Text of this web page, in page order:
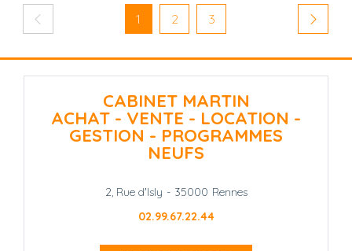
Pagination
Page précédente Page courante
1 Page
2 Page
3 Page
CABINET MARTIN
ACHAT - VENTE - LOCATION -
GESTION - PROGRAMMES
NEUFS
2, Rue d'Isly - 35000 Rennes
02.99.67.22.44